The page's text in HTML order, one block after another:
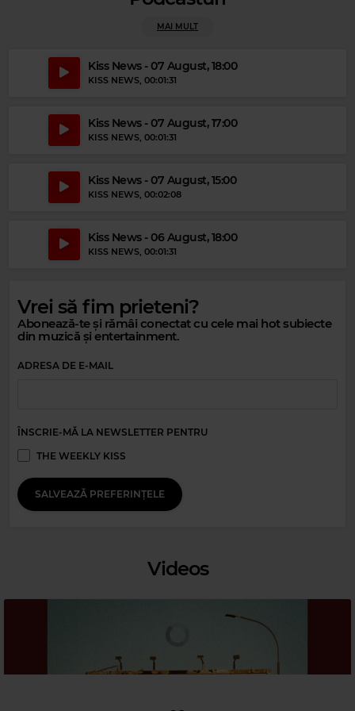
DON MCLEAN–
Magic Party Mix
MAGIC PARTY MIX – MAGIC PARTY MIX
Magic 80s Hits
MAI MULT
Kiss News - 07 August, 18:00
KISS NEWS, 00:01:31
Kiss News - 07 August, 17:00
KISS NEWS, 00:01:31
Kiss News - 07 August, 15:00
KISS NEWS, 00:02:08
Kiss News - 06 August, 18:00
KISS NEWS, 00:01:31
Vrei să fim prieteni?
Abonează-te și rămâi conectat cu cele mai hot subiecte
din muzică și entertainment.
ADRESA DE E-MAIL
ÎNSCRIE-MĂ LA NEWSLETTER PENTRU
THE WEEKLY KISS
SALVEAZĂ PREFERINȚELE
Videos